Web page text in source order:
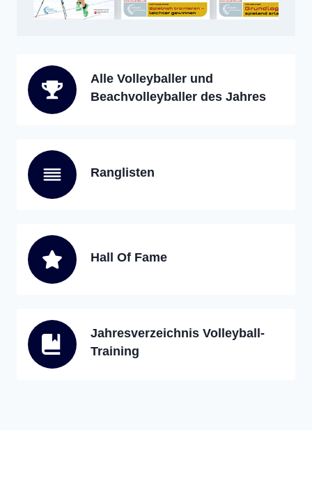
Alle Volleyballer und
Beachvolleyballer des Jahres
Ranglisten
Hall Of Fame
Jahresverzeichnis Volleyball-
Training